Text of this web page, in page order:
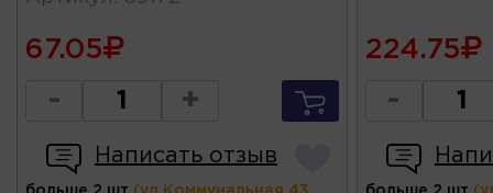
67.05
- +
Написать отзыв
224.75
-